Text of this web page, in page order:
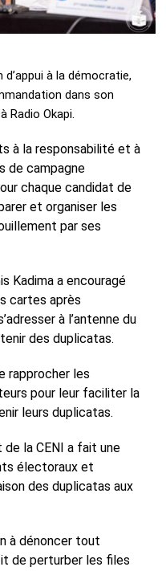
à la démocratie,
dans son
Radio Okapi.
à la responsabilité et à
de campagne
chaque candidat de
et organiser les
par ses
Kadima a encouragé
cartes après
à l’antenne du
des duplicatas.
rapprocher les
pour leur faciliter la
leurs duplicatas.
la CENI a fait une
électoraux et
des duplicatas aux
à dénoncer tout
de perturber les files